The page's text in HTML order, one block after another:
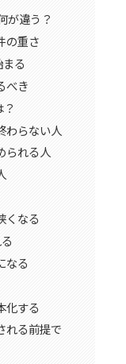
が違う？
の重さ
る
べき
わらない人
られる人
くなる
なる
化する
れる前提で